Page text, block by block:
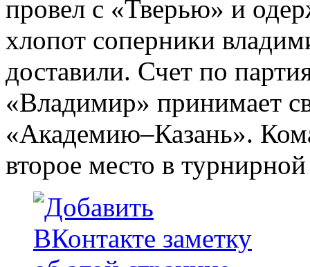
провел с «Тверью» и
хлопот соперники
доставили. Счет по
«Владимир» принимает
«Академию–Казань».
второе место в